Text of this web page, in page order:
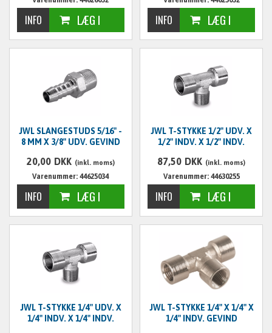
JWL SLANGESTUDS 5/16" -
8 MM X 3/8" UDV. GEVIND
20,00 DKK (inkl. moms)
Varenummer: 44625034
JWL T-STYKKE 1/2" UDV. X
1/2" INDV. X 1/2" INDV.
87,50 DKK (inkl. moms)
Varenummer: 44630255
JWL T-STYKKE 1/4" UDV. X
1/4" INDV. X 1/4" INDV.
JWL T-STYKKE 1/4" X 1/4" X
1/4" INDV. GEVIND